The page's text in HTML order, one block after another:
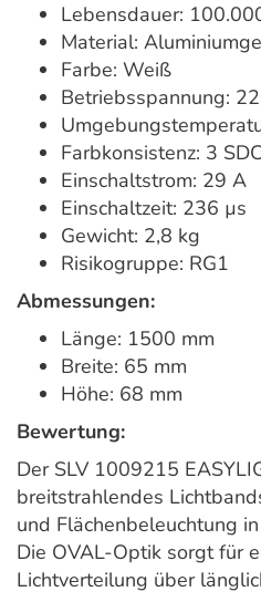
Lebensdauer:
Material:
Farbe: Weiß
Betriebsspannung:
Farbkonsistenz: 3
Einschaltstrom: 29 A
Einschaltzeit: 236 µs
Gewicht: 2,8 kg
Risikogruppe: RG1
Abmessungen:
Länge: 1500 mm
Breite: 65 mm
Höhe: 68 mm
Bewertung:
Der SLV 1009215
breitstrahlendes
und Flächenbeleuchtung
Die OVAL-Optik sorgt für
Lichtverteilung über